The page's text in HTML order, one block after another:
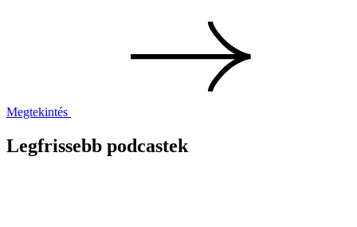
Megtekintés
Legfrissebb podcastek